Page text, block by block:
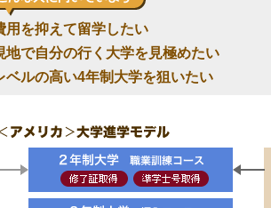
用を抑えて留学したい
地で自分の行く大学を見極めたい
ベルの高い4年制大学を狙いたい